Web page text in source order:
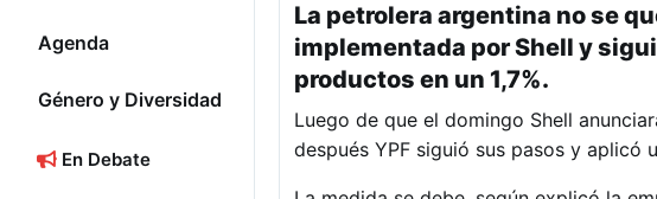
Agenda
Género y Diversidad
En Debate
La petrolera argentina no se
implementada por Shell y
productos en un 1,7%.
Luego de que el domingo Shell
después YPF siguió sus pasos y aplicó